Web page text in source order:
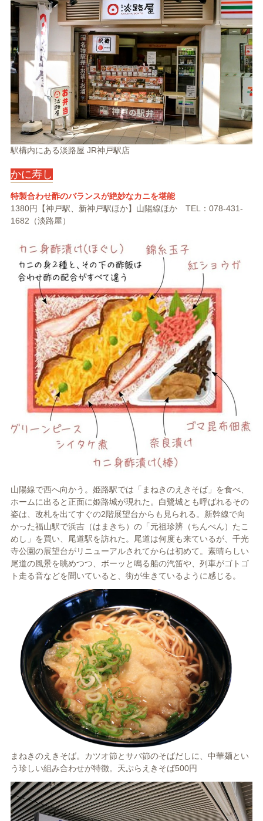
駅構内にある淡路屋 JR神戸駅店
かに寿し
特製合わせ酢のバランスが絶妙なカニを堪能
1380円【神戸駅、新神戸駅ほか】山陽線ほか TEL：078-431-
1682（淡路屋）
山陽線で西へ向かう。姫路駅では「まねきのえきそば」を食べ、
ホームに出ると正面に姫路城が現れた。白鷺城とも呼ばれるその
姿は、改札を出てすぐの2階展望台からも見られる。新幹線で向
かった福山駅で浜吉（はまきち）の「元祖珍辨（ちんべん）たこ
めし」を買い、尾道駅を訪れた。尾道は何度も来ているが、千光
寺公園の展望台がリニューアルされてからは初めて。素晴らしい
尾道の風景を眺めつつ、ボーッと鳴る船の汽笛や、列車がゴトゴ
ト走る音などを聞いていると、街が生きているように感じる。
まねきのえきそば。カツオ節とサバ節のそばだしに、中華麺とい
う珍しい組み合わせが特徴。天ぷらえきそば500円